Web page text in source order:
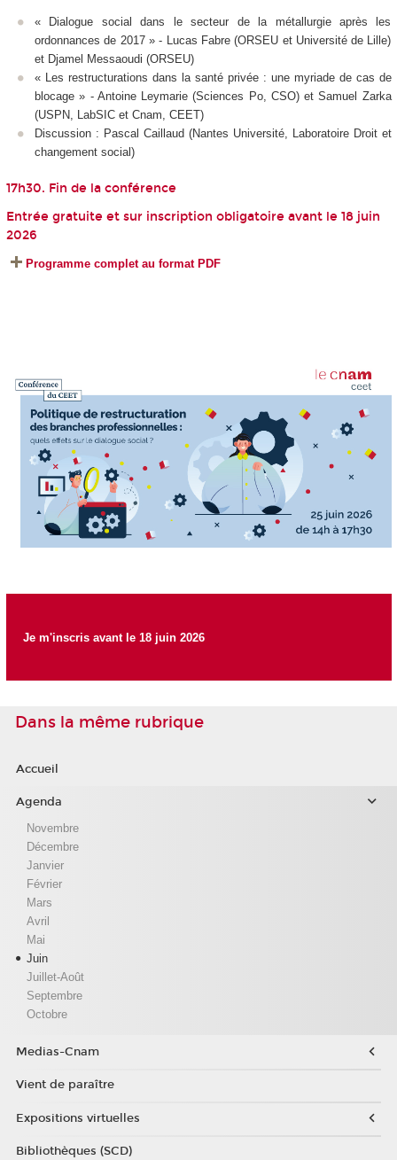
« Dialogue social dans le secteur de la métallurgie après les
ordonnances de 2017 » - Lucas Fabre (ORSEU et Université de Lille)
et Djamel Messaoudi (ORSEU)
« Les restructurations dans la santé privée : une myriade de cas de
blocage » - Antoine Leymarie (Sciences Po, CSO) et Samuel Zarka
(USPN, LabSIC et Cnam, CEET)
Discussion : Pascal Caillaud (Nantes Université, Laboratoire Droit et
changement social)
17h30. Fin de la conférence
Entrée gratuite et sur inscription obligatoire avant le 18 juin
2026
Programme complet au format PDF
Je m'inscris avant le 18 juin 2026
Dans la même rubrique
Accueil
Agenda
Novembre
Décembre
Janvier
Février
Mars
Avril
Mai
Juin
Juillet-Août
Septembre
Octobre
Medias-Cnam
Vient de paraître
Expositions virtuelles
Bibliothèques (SCD)